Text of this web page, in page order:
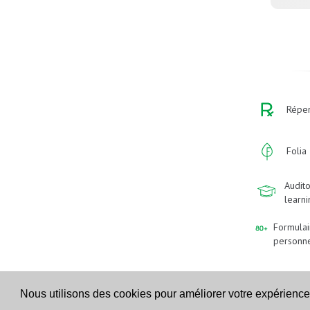
Nous utilisons des cookies pour améliorer votre
Folia